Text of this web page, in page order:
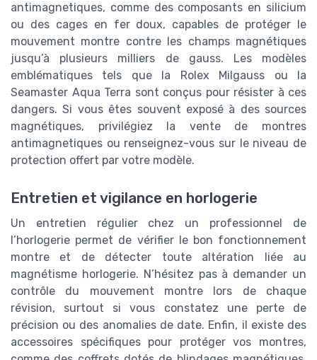
antimagnetiques, comme des composants en silicium
ou des cages en fer doux, capables de protéger le
mouvement montre contre les champs magnétiques
jusqu’à plusieurs milliers de gauss. Les modèles
emblématiques tels que la Rolex Milgauss ou la
Seamaster Aqua Terra sont conçus pour résister à ces
dangers. Si vous êtes souvent exposé à des sources
magnétiques, privilégiez la vente de montres
antimagnetiques ou renseignez-vous sur le niveau de
protection offert par votre modèle.
Entretien et vigilance en horlogerie
Un entretien régulier chez un professionnel de
l’horlogerie permet de vérifier le bon fonctionnement
montre et de détecter toute altération liée au
magnétisme horlogerie. N’hésitez pas à demander un
contrôle du mouvement montre lors de chaque
révision, surtout si vous constatez une perte de
précision ou des anomalies de date. Enfin, il existe des
accessoires spécifiques pour protéger vos montres,